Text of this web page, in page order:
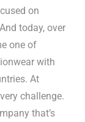
on
today, over
one of
with
At
challenge.
that’s